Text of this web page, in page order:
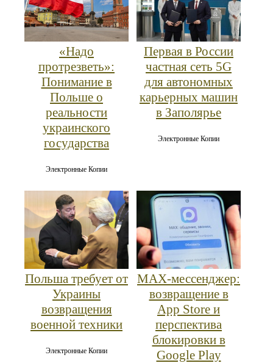
«Надо
протрезветь»:
Понимание в
Польше о
реальности
украинского
государства
Электронные Копии
Первая в России
частная сеть 5G
для автономных
карьерных машин
в Заполярье
Электронные Копии
Польша требует от
Украины
возвращения
военной техники
Электронные Копии
MAX‑мессенджер:
возвращение в
App Store и
перспектива
блокировки в
Google Play